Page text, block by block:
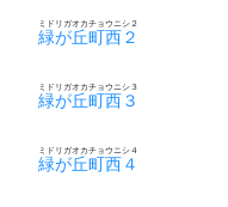
緑が丘町西２
ミドリガオカチョウニシ２
緑が丘町西３
ミドリガオカチョウニシ３
緑が丘町西４
ミドリガオカチョウニシ４